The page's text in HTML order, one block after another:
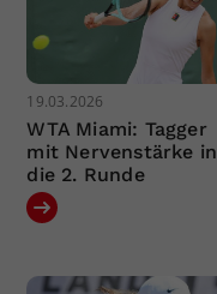
19.03.2026
WTA Miami: Tagger
mit Nervenstärke in
die 2. Runde